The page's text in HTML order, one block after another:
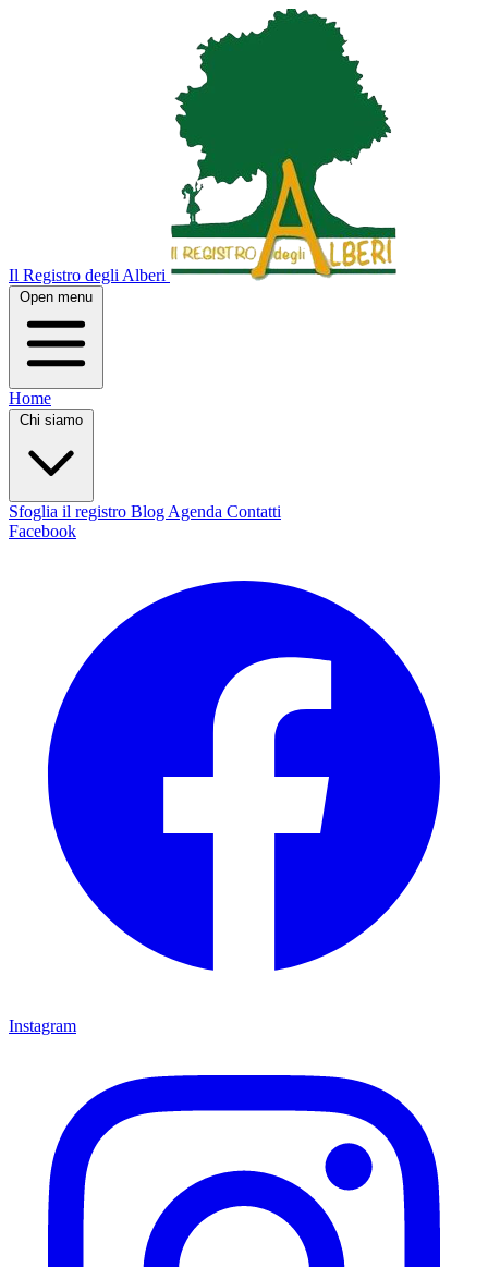
Il Registro degli Alberi
Open menu
Home
Chi siamo
Sfoglia il registro Blog Agenda Contatti
Facebook
Instagram